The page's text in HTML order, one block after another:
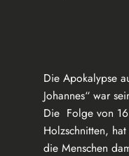
Die Apokalypse
Johannes“ war
Die Folge von
Holzschnitten,
die Menschen